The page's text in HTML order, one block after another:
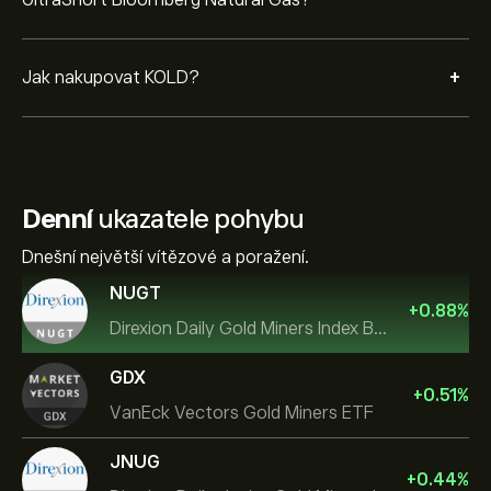
Jak nakupovat KOLD? +
Denníukazatele pohybu
Dnešní největší vítězové a poražení.
NUGT
Direxion Daily Gold Miners Index Bull 2X ETF
+0.88%
GDX
VanEck Vectors Gold Miners ETF
+0.51%
JNUG
+0.44%